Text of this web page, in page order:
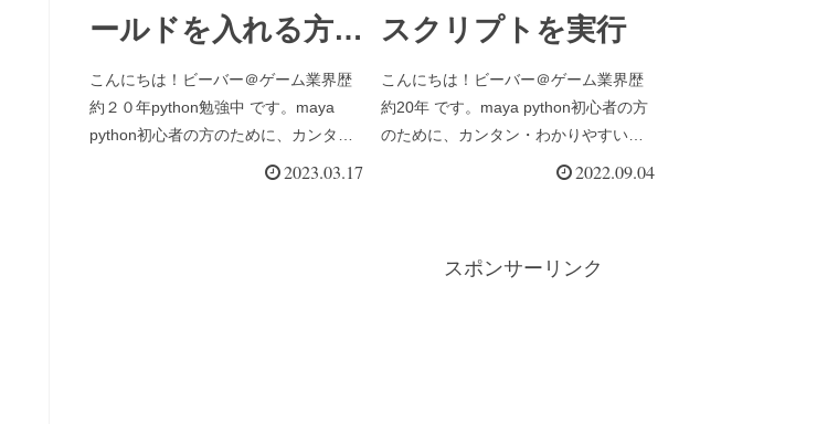
ールドを入れる方法
を解説！
こんにちは！ビーバー＠ゲーム業界歴
約２０年python勉強中 です。maya
python初心者の方のために、カンタ
ン・わかりやすい解説サイトを作って
2023.03.17
スクリプトを実行
こんにちは！ビーバー＠ゲーム業界歴
約20年 です。maya python初心者の方
のために、カンタン・わかりやすい解
説サイトを作っています。maya python
2022.09.04
スポンサーリンク